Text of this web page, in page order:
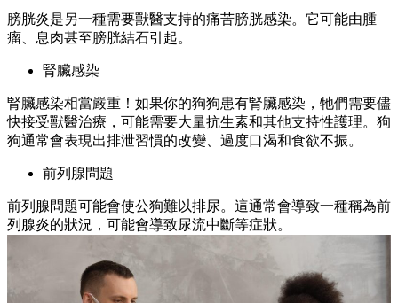
膀胱炎是另一種需要獸醫支持的痛苦膀胱感染。它可能由腫
瘤、息肉甚至膀胱結石引起。
腎臟感染
腎臟感染相當嚴重！如果你的狗狗患有腎臟感染，牠們需要儘
快接受獸醫治療，可能需要大量抗生素和其他支持性護理。狗
狗通常會表現出排泄習慣的改變、過度口渴和食欲不振。
前列腺問題
前列腺問題可能會使公狗難以排尿。這通常會導致一種稱為前
列腺炎的狀況，可能會導致尿流中斷等症狀。